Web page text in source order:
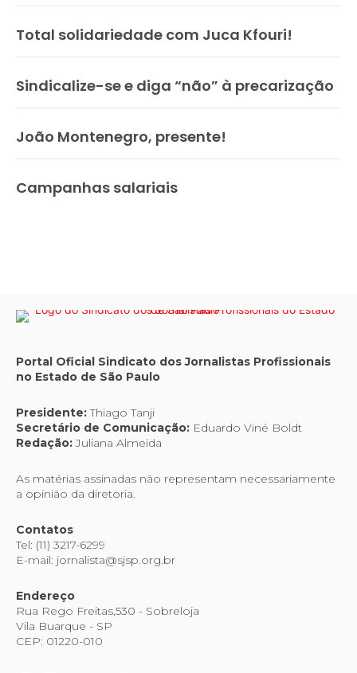
Total solidariedade com Juca Kfouri!
Sindicalize-se e diga “não” à precarização
João Montenegro, presente!
Campanhas salariais
Portal Oficial Sindicato dos Jornalistas Profissionais
no Estado de São Paulo
Presidente:Thiago Tanji
Secretário de Comunicação: Eduardo Viné Boldt
Redação:Juliana Almeida
As matérias assinadas não representam necessariamente
a opinião da diretoria.
Contatos
Tel: (11) 3217-6299
E-mail: jornalista@sjsp.org.br
Endereço
Rua Rego Freitas,530 - Sobreloja
Vila Buarque - SP
CEP: 01220-010